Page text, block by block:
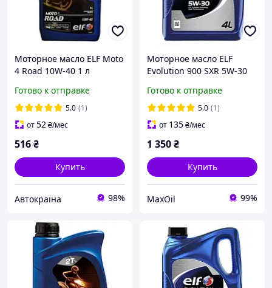
Моторное масло ELF Moto
4 Road 10W-40 1 л
Готово к отправке
5.0 (1)
от52₴/мес
516₴
Купить
Автокраїна 98%
Моторное масло ELF
Evolution 900 SXR 5W-30
Готово к отправке
5.0 (1)
от 135₴/мес
1 350₴
Купить
MaxOil 99%